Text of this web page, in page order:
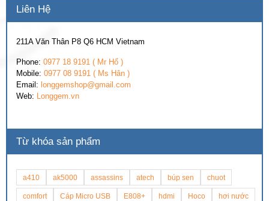
Liên Hệ
211A Văn Thân P8 Q6 HCM Vietnam
Phone: 0977 18 9191 ( Mr Hổ )
Mobile: 0977 08 9191 ( Ms Hân )
Email: longgemshop@gmail.com
Web: Longgem.vn
Từ khóa sản phẩm
a410 ak5000 assassins atech búp sen chuot
comfort Cáp Micro USB E808+ hdmi Hoco hơi nước